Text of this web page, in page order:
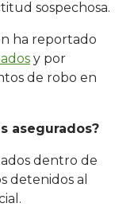
sospechosa.
ha reportado
y por
de robo en
asegurados?
dentro de
detenidos al